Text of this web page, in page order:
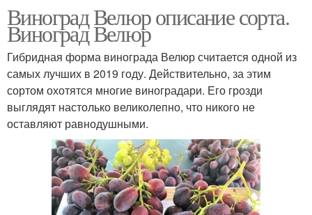
Виноград Велюр описание сорта.
Виноград Велюр
Гибридная форма винограда Велюр считается одной из
самых лучших в 2019 году. Действительно, за этим
сортом охотятся многие виноградари. Его грозди
выглядят настолько великолепно, что никого не
оставляют равнодушными.